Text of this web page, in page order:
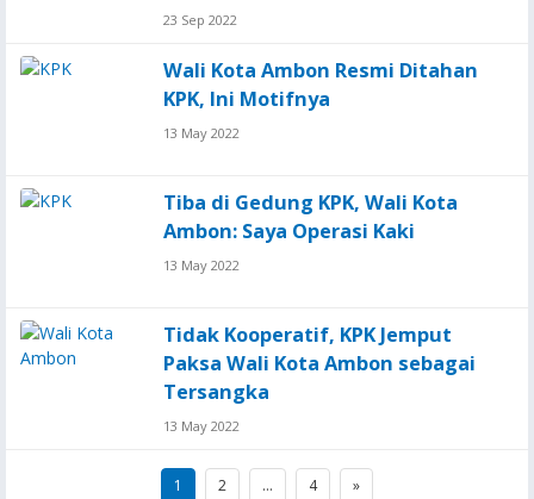
23 Sep 2022
Wali Kota Ambon Resmi Ditahan
KPK, Ini Motifnya
13 May 2022
Tiba di Gedung KPK, Wali Kota
Ambon: Saya Operasi Kaki
13 May 2022
Tidak Kooperatif, KPK Jemput
Paksa Wali Kota Ambon sebagai
Tersangka
13 May 2022
1 2 … 4 »